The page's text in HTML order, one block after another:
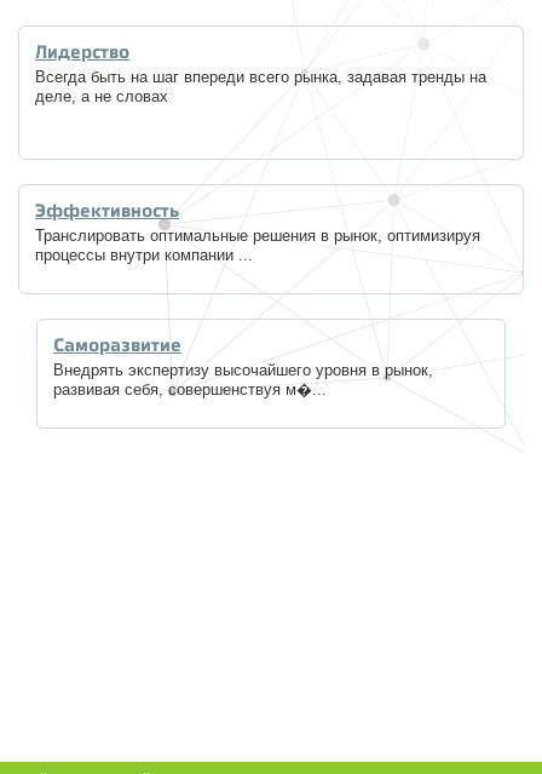
Лидерство
Всегда быть на шаг впереди всего рынка, задавая тренды на
деле, а не словах
Эффективность
Транслировать оптимальные решения в рынок, оптимизируя
процессы внутри компании ...
Саморазвитие
Внедрять экспертизу высочайшего уровня в рынок,
развивая себя, совершенствуя м�...